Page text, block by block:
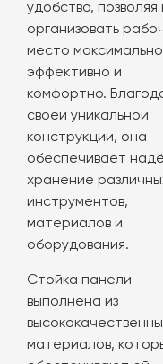
удобство, позволяя
организовать
место максимально
эффективно и
комфортно.
своей уникальной
конструкции, она
обеспечивает
хранение
инструментов,
материалов и
оборудования.
Стойка панели
выполнена из
материалов,